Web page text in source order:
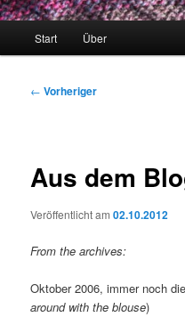
Start Über
Beitragsnavigation
← Vorheriger
Aus dem
Veröffentlicht am02.10.2012
From the archives:
Oktober 2006, immer noch
around with the blouse)